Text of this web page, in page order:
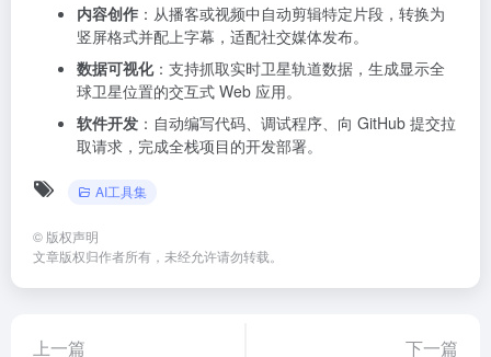
内容创作 ：从播客或视频中自动剪辑特定片段，转换为
竖屏格式并配上字幕，适配社交媒体发布。
数据可视化：支持抓取实时卫星轨道数据，生成显示全
球卫星位置的交互式 Web 应用。
软件开发 ：自动编写代码、调试程序、向 GitHub 提交拉
取请求，完成全栈项目的开发部署。
AI工具集
© 版权声明
文章版权归作者所有，未经允许请勿转载。
上一篇 下一篇